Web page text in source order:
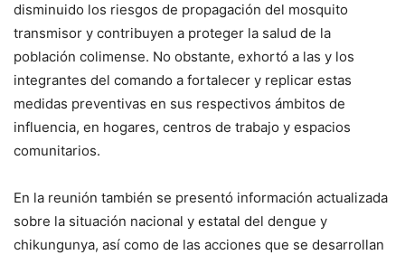
disminuido los riesgos de propagación del mosquito
transmisor y contribuyen a proteger la salud de la
población colimense. No obstante, exhortó a las y los
integrantes del comando a fortalecer y replicar estas
medidas preventivas en sus respectivos ámbitos de
influencia, en hogares, centros de trabajo y espacios
comunitarios.
En la reunión también se presentó información actualizada
sobre la situación nacional y estatal del dengue y
chikungunya, así como de las acciones que se desarrollan